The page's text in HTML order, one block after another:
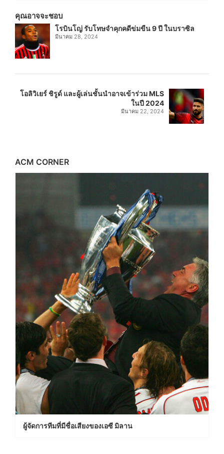
คุณอาจจะชอบ
โรบินโญ่ รับโทษจำคุกคดีข่มขืน 9 ปี ในบราซิล
มีนาคม 28, 2024
โอลิวิเยร์ ชิรูด์ และผู้เล่นชั้นนำอาจเข้าร่วม MLS
ในปี 2024
มีนาคม 22, 2024
ACM CORNER
ผู้จัดการทีมที่มีชื่อเสียงของเอซี มิลาน